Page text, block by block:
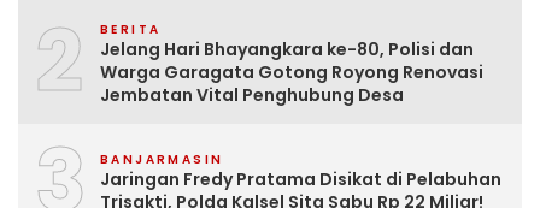
2 BERITA
Jelang Hari Bhayangkara ke-80, Polisi dan
Warga Garagata Gotong Royong Renovasi
Jembatan Vital Penghubung Desa
3 BANJARMASIN
Jaringan Fredy Pratama Disikat di Pelabuhan
Trisakti, Polda Kalsel Sita Sabu Rp 22 Miliar!